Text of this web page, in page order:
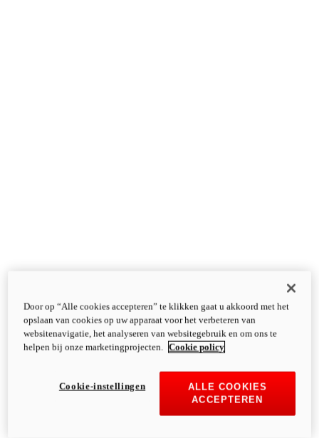
Door op “Alle cookies accepteren” te klikken gaat u akkoord met het
opslaan van cookies op uw apparaat voor het verbeteren van
websitenavigatie, het analyseren van websitegebruik en om ons te
helpen bij onze marketingprojecten.
Cookie policy
ALLE COOKIES
ACCEPTEREN
Cookie-instellingen